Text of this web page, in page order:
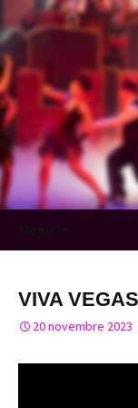
VIVA
20 novembre 2023